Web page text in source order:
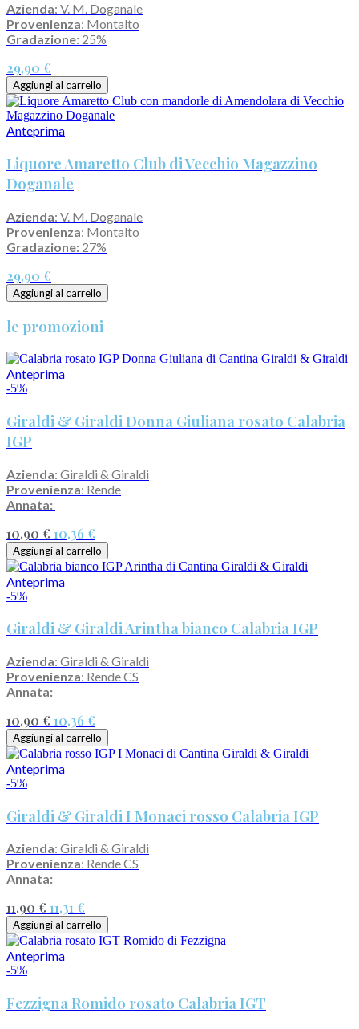
Azienda: V. M. Doganale
Provenienza: Montalto
Gradazione: 25%
29,90 €
Aggiungi al carrello
Anteprima
Liquore Amaretto Club di Vecchio Magazzino
Doganale
Azienda: V. M. Doganale
Provenienza: Montalto
Gradazione: 27%
29,90 €
Aggiungi al carrello
le promozioni
Anteprima
-5%
Giraldi & Giraldi Donna Giuliana rosato Calabria
IGP
Azienda: Giraldi & Giraldi
Provenienza: Rende
Annata:
10,90 € 10,36 €
Aggiungi al carrello
Anteprima
-5%
Giraldi & Giraldi Arintha bianco Calabria IGP
Azienda: Giraldi & Giraldi
Provenienza: Rende CS
Annata:
10,90 € 10,36 €
Aggiungi al carrello
Anteprima
-5%
Giraldi & Giraldi I Monaci rosso Calabria IGP
Azienda: Giraldi & Giraldi
Provenienza: Rende CS
Annata:
11,90 € 11,31 €
Aggiungi al carrello
Anteprima
-5%
Fezzigna Romido rosato Calabria IGT